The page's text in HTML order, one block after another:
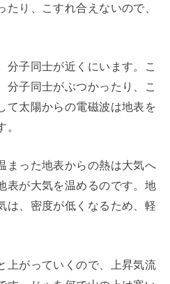
り、こすれ合えないので、
分子同士が近くにいます。こ
分子同士がぶつかったり、こ
て太陽からの電磁波は地表を
まった地表からの熱は大気へ
表が大気を温めるのです。地
は、密度が低くなるため、軽
上がっていくので、上昇気流